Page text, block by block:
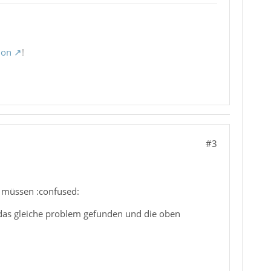
!
#3
:confused:
gleiche problem gefunden und die oben